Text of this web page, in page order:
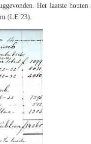
Het laatste houten
(LE 23).